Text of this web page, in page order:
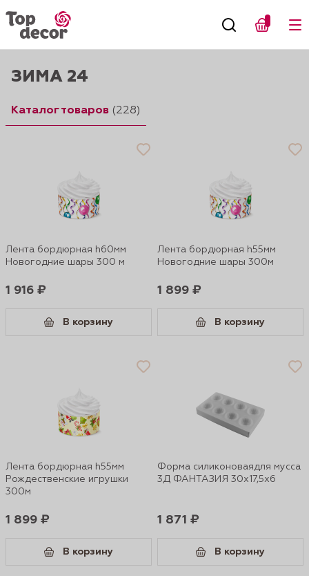
ЗИМА 24
Каталог товаров (228)
Лента бордюрная h60мм
Новогодние шары 300 м
1 916 ₽
В корзину
Лента бордюрная h55мм
Новогодние шары 300м
1 899 ₽
В корзину
Лента бордюрная h55мм
Рождественские игрушки
300м
1 899 ₽
В корзину
Форма силиконоваядля мусса
3Д ФАНТАЗИЯ 30х17,5х6
1 871 ₽
В корзину